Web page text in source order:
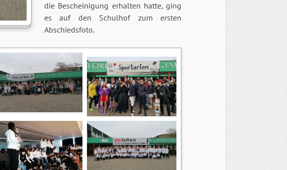
die Bescheinigung erhalten hatte, ging
es auf den Schulhof zum ersten
Abschiedsfoto.